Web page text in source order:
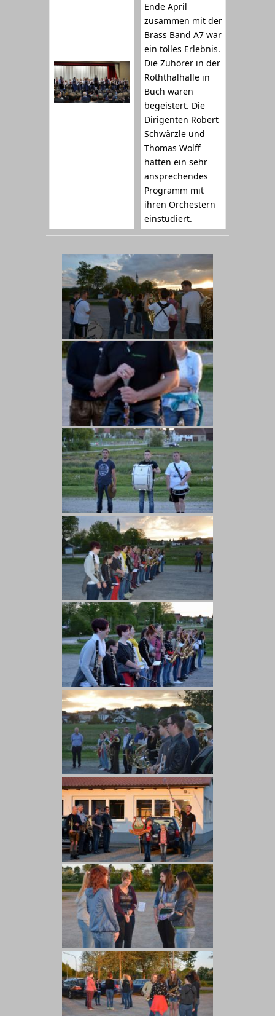
Ende April
zusammen mit der
Brass Band A7 war
ein tolles Erlebnis.
Die Zuhörer in der
Roththalhalle in
Buch waren
begeistert. Die
Dirigenten Robert
Schwärzle und
Thomas Wolff
hatten ein sehr
ansprechendes
Programm mit
ihren Orchestern
einstudiert.